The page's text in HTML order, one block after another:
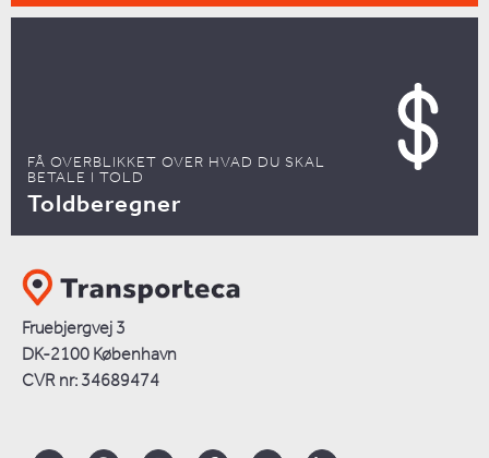
FÅ OVERBLIKKET OVER HVAD DU SKAL
BETALE I TOLD
Toldberegner
Fruebjergvej 3
DK-2100 København
CVR nr: 34689474